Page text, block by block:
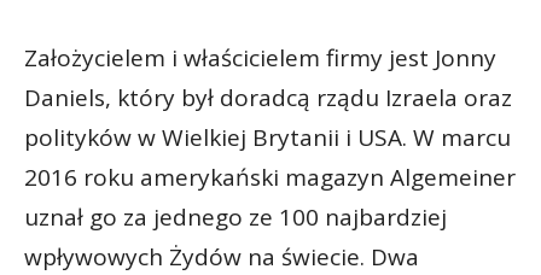
Założycielem i właścicielem firmy jest Jonny
Daniels, który był doradcą rządu Izraela oraz
polityków w Wielkiej Brytanii i USA. W marcu
2016 roku amerykański magazyn Algemeiner
uznał go za jednego ze 100 najbardziej
wpływowych Żydów na świecie. Dwa